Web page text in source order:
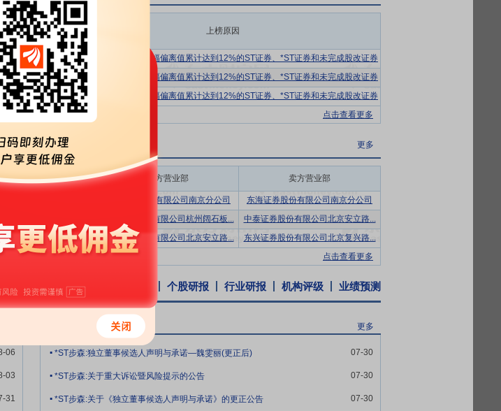
目:货物进出口;技术进出口;进出口代理;第一类增值电信业务;第二类增值电信业务;
批准后方可开展经营活动,具体经营项目以审批结果为准)。
、生产和销售为核心，以“步森男装”为主打品牌，以“舒适商务男装”为核心理念，以
型和款式进一步丰富和时尚化，激发男人对自我优秀品质的追求，获得众多男士的追
与营销网络运营几大板块的管理，为消费者提供品质优良、品种多样、性价比高、更
世界经济复苏步履维艰；国内转型调整阵痛释放，结构性矛盾凸显，保持经济平稳运
服装行业发展承压前行，服装出口压力增大。但同时，在国家提振消费的政策下，居
持创新改革，目前拥有完整的研发、设计、制造和销售等体系，在多年的经营过程
男装驰名商标，集中国名牌、中国驰名商标、国家免检、中国最具竞争力品牌等多项
、品质优良的几大产品系列，在国内市场具有较高的知名度，且拥有一批忠诚、稳
较高的知名度。公司与主要客户合作关系较为深厚，与部分主要客户形成了互相依赖
于自身的营销网络，公司营销网络涵盖百货商场、购物中心、电子商务平台等各种
盟与直营并举”的整合营销管理方法，有力地支持了公司营销网络的拓展与维护。在
化、精细化，并已经取得了显著成效。新零售业务拓展方面，公司积极布局，努力践
被认定为国家免检产品，衬衫、裤装两项产品被国家质量检验检疫总局评定为中国名
营业
出合
万)
上榜营业
部买卖净
额合计(万)
上榜原因
548.75
连续三个交易日内，涨幅偏离值累计达到12%的ST证券、*ST证券和未完成股改证券
-847.46
连续三个交易日内，涨幅偏离值累计达到12%的ST证券、*ST证券和未完成股改证券
-2758.05
连续三个交易日内，跌幅偏离值累计达到12%的ST证券、*ST证券和未完成股改证券
点击查看更多
更多
交额(万元)
成交额/流通
市值(%)
买方营业部 卖方营业部
东海证券股份有限公司南京分公司
东海证券股份有限公司南京分公司
国联证券股份有限公司杭州阔石板...
中泰证券股份有限公司北京安立路...
297.50 0.36% 中泰证券股份有限公司北京安立路...
东兴证券股份有限公司北京复兴路...
点击查看更多
讯 行业资讯 公告 个股研报 行业研报 机构评级 业绩预测
06
03
31
*ST步森公告 更多
.*ST步森:独立董事候选人声明与承诺—魏雯丽(更正后) 07-30
. *ST步森:关于重大诉讼暨风险提示的公告 07-30
. *ST步森:关于《独立董事候选人声明与承诺》的更正公告 07-30